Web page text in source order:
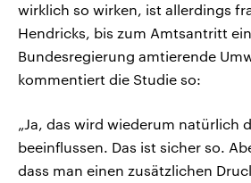
wirklich so wirken, ist allerdings
Hendricks, bis zum Amtsantritt
Bundesregierung amtierende
kommentiert die Studie so:
„Ja, das wird wiederum natürlich
beeinflussen. Das ist sicher so.
dass man einen zusätzlichen